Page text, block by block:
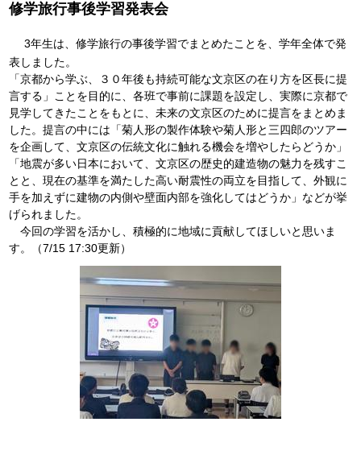
修学旅行事後学習発表会
3年生は、修学旅行の事後学習でまとめたことを、学年全体で発
表しました。
「京都から学ぶ、３０年後も持続可能な文京区の在り方を区長に提
言する」ことを目的に、各班で事前に課題を設定し、実際に京都で
見学してきたことをもとに、未来の文京区のために提言をまとめま
した。提言の中には「菊人形の製作体験や菊人形と三四郎のツアー
を企画して、文京区の伝統文化に触れる機会を増やしたらどうか」
「地震が多い日本において、文京区の歴史的建造物の魅力を残すこ
とと、現在の基準を満たした高い耐震性の両立を目指して、外観に
手を加えずに建物の内側や壁面内部を強化してはどうか」などが挙
げられました。
今回の学習を活かし、積極的に地域に貢献してほしいと思いま
す。（7/15 17:30更新）